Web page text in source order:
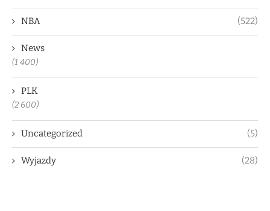
NBA (522)
News
(1 400)
PLK
(2 600)
Uncategorized (5)
Wyjazdy (28)